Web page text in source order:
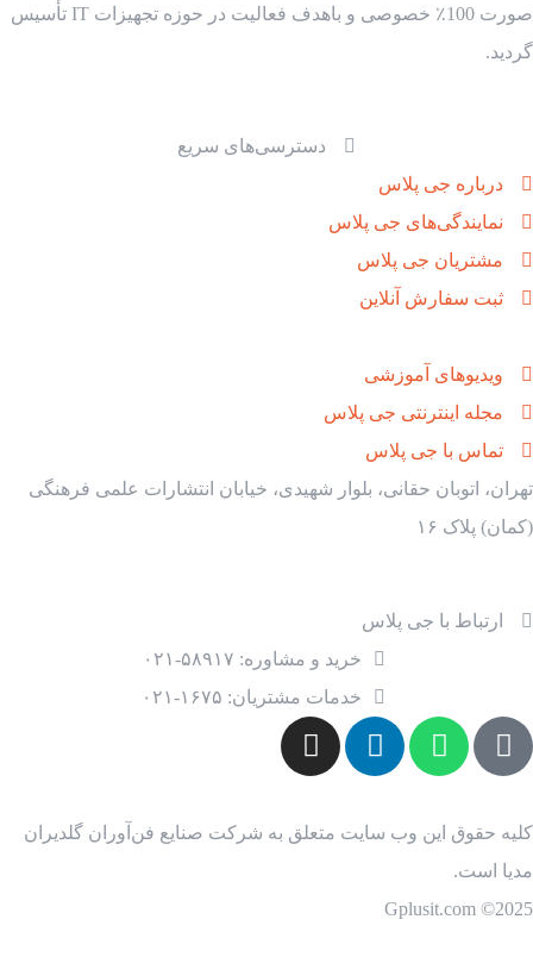
صورت 100٪ خصوصی و باهدف فعالیت در حوزه تجهیزات IT تأسیس
گردید.
دسترسی‌های سریع
درباره جی پلاس
نمایندگی‌های جی پلاس
مشتریان جی پلاس
ثبت سفارش آنلاین
ویدیوهای آموزشی
مجله اینترنتی جی پلاس
تماس با جی پلاس
تهران، اتوبان حقانی، بلوار شهیدی، خیابان انتشارات علمی فرهنگی
(کمان) پلاک ۱۶
ارتباط با جی پلاس
خرید و مشاوره: ۵۸۹۱۷-۰۲۱
خدمات مشتریان: ۱۶۷۵-۰۲۱
کلیه حقوق این وب سایت متعلق به شرکت صنایع فن‌آوران گلدیران
مدیا است.
2025© Gplusit.com